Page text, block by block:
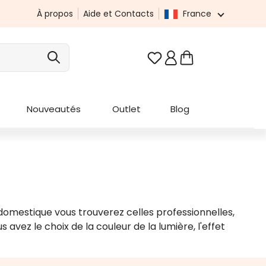
À propos Aide et Contacts France
Vous avez 0 articles
Nouveautés Outlet Blog
vous trouverez celles professionnelles,
le choix de la couleur de la lumière, l'effet